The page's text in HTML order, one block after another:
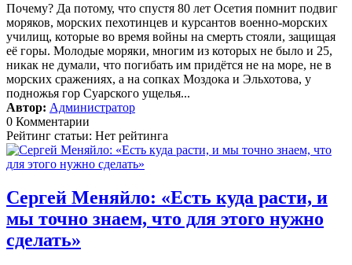
Почему? Да потому, что спустя 80 лет Осетия помнит подвиг
моряков, морских пехотинцев и курсантов военно-морских
училищ, которые во время войны на смерть стояли, защищая
её горы. Молодые моряки, многим из которых не было и 25,
никак не думали, что погибать им придётся не на море, не в
морских сражениях, а на сопках Моздока и Эльхотова, у
подножья гор Суарского ущелья...
Автор: Администратор
0 Комментарии
Рейтинг статьи: Нет рейтинга
Сергей Меняйло: «Есть куда расти, и
мы точно знаем, что для этого нужно
сделать»